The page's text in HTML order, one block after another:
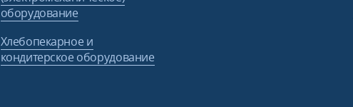
оборудование
Хлебопекарное и
кондитерское оборудование